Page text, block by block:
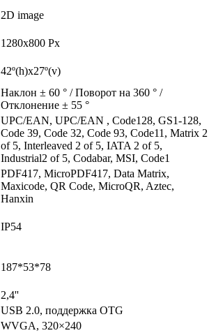
2D image
1280х800 Px
42º(h)x27º(v)
Наклон ± 60 ° / Поворот на 360 ° /
Отклонение ± 55 °
UPC/EAN, UPC/EAN , Code128, GS1-128,
Code 39, Code 32, Code 93, Code11, Matrix 2
of 5, Interleaved 2 of 5, IATA 2 of 5,
Industrial2 of 5, Codabar, MSI, Code1
PDF417, MicroPDF417, Data Matrix,
Maxicode, QR Code, MicroQR, Aztec,
Hanxin
IP54
187*53*78
2,4''
USB 2.0, поддержка OTG
WVGA, 320×240